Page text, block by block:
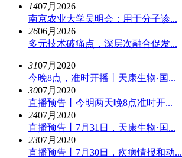
1407月2026
南京农业大学吴明会：用于分子诊...
2606月2026
多元技术破痛点，深层次融合促发...
3107月2020
今晚8点，准时开播丨天康生物·国...
3007月2020
直播预告丨今明两天晚8点准时开...
2407月2020
直播预告丨7月31日，天康生物·国...
2307月2020
直播预告丨7月30日，疾病情报和动...